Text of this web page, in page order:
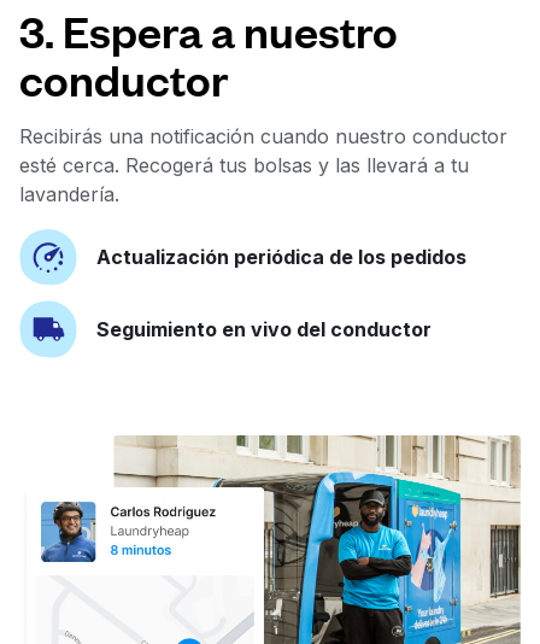
3. Espera a nuestro
conductor
Recibirás una notificación cuando nuestro conductor
esté cerca. Recogerá tus bolsas y las llevará a tu
lavandería.
Actualización periódica de los pedidos
Seguimiento en vivo del conductor